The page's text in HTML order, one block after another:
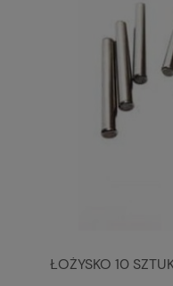
ŁOŻYSKO 10